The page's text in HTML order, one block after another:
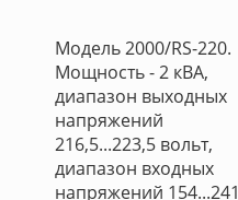
Модель 2000/RS-220.
Мощность - 2 кВА,
диапазон выходных
напряжений
216,5...223,5 вольт,
диапазон входных
напряжений 154...241